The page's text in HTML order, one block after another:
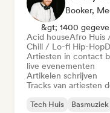
&gt; 1400
Acid houseAfro Huis
Chill / Lo-fi Hip-Hop
Artiesten in contact
live evenementen
Artikelen schrijven
Tracks van artiesten
Tech Huis Basmuziek